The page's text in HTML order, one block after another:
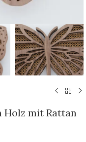
Holz mit Rattan